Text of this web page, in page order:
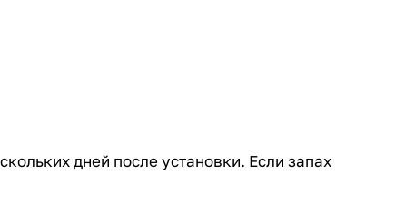
дней после установки. Если запах